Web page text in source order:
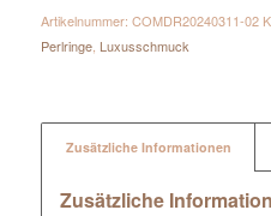
Artikelnummer: COMDR20240311-02
Perlringe, Luxusschmuck
Zusätzliche Informationen
Zusätzliche